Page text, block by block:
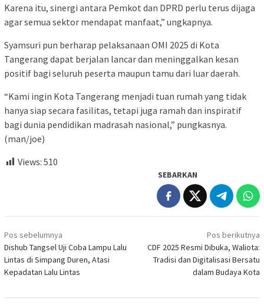
Karena itu, sinergi antara Pemkot dan DPRD perlu terus dijaga
agar semua sektor mendapat manfaat,” ungkapnya.
Syamsuri pun berharap pelaksanaan OMI 2025 di Kota
Tangerang dapat berjalan lancar dan meninggalkan kesan
positif bagi seluruh peserta maupun tamu dari luar daerah.
“Kami ingin Kota Tangerang menjadi tuan rumah yang tidak
hanya siap secara fasilitas, tetapi juga ramah dan inspiratif
bagi dunia pendidikan madrasah nasional,” pungkasnya.
(man/joe)
Views: 510
SEBARKAN
Navigasi
pos
Pos sebelumnya
Dishub Tangsel Uji Coba Lampu Lalu
Lintas di Simpang Duren, Atasi
Kepadatan Lalu Lintas
Pos berikutnya
CDF 2025 Resmi Dibuka, Waliota:
Tradisi dan Digitalisasi Bersatu
dalam Budaya Kota